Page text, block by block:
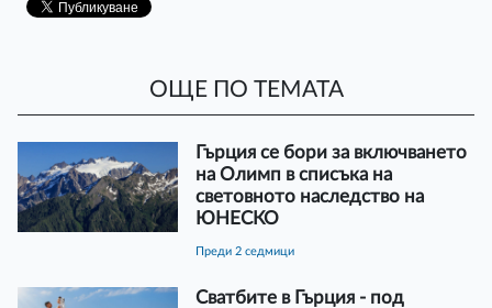
ОЩЕ ПО ТЕМАТА
Гърция се бори за включването
на Олимп в списъка на
световното наследство на
ЮНЕСКО
преди 2 седмици
Сватбите в Гърция - под